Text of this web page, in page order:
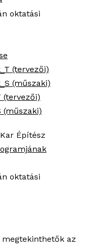
oktatási
(tervezői)
(műszaki)
(tervezői)
(műszaki)
Építész
oktatási
az